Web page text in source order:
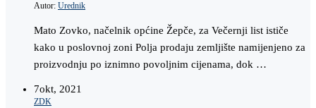
Autor: Urednik
Mato Zovko, načelnik općine Žepče, za Večernji list ističe
kako u poslovnoj zoni Polja prodaju zemljište namijenjeno za
proizvodnju po iznimno povoljnim cijenama, dok …
7okt, 2021
ZDK